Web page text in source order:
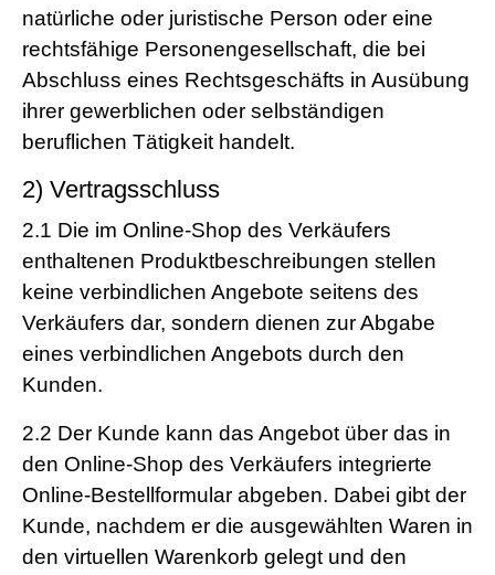
natürliche oder juristische Person oder eine
rechtsfähige Personengesellschaft, die bei
Abschluss eines Rechtsgeschäfts in Ausübung
ihrer gewerblichen oder selbständigen
beruflichen Tätigkeit handelt.
2) Vertragsschluss
2.1 Die im Online-Shop des Verkäufers
enthaltenen Produktbeschreibungen stellen
keine verbindlichen Angebote seitens des
Verkäufers dar, sondern dienen zur Abgabe
eines verbindlichen Angebots durch den
Kunden.
2.2 Der Kunde kann das Angebot über das in
den Online-Shop des Verkäufers integrierte
Online-Bestellformular abgeben. Dabei gibt der
Kunde, nachdem er die ausgewählten Waren in
den virtuellen Warenkorb gelegt und den